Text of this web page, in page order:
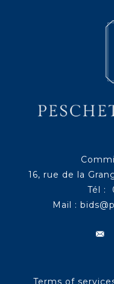
16, rue de la
Tél :
Mail :
Terms of